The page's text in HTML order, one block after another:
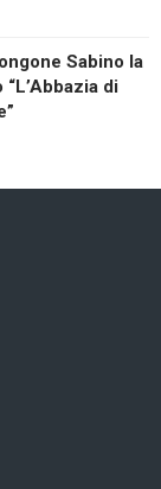
Sabino la
di